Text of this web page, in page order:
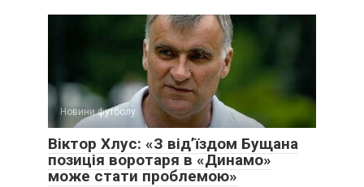
Новини футболу
Віктор Хлус: «З від’їздом Бущана
позиція воротаря в «Динамо»
може стати проблемою»